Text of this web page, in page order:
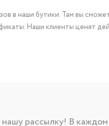
в наши бутики. Там вы
Наши клиенты ценят
рассылку! В